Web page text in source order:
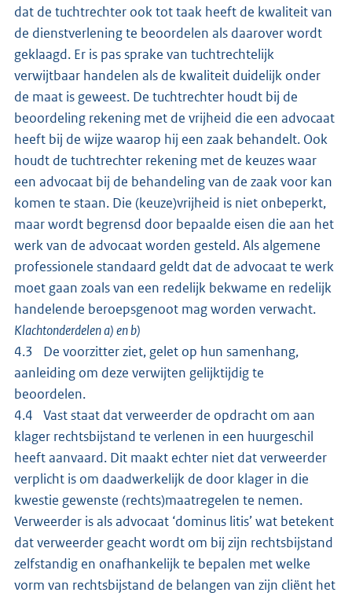
dat de tuchtrechter ook tot taak heeft de kwaliteit van
de dienstverlening te beoordelen als daarover wordt
geklaagd. Er is pas sprake van tuchtrechtelijk
verwijtbaar handelen als de kwaliteit duidelijk onder
de maat is geweest. De tuchtrechter houdt bij de
beoordeling rekening met de vrijheid die een advocaat
heeft bij de wijze waarop hij een zaak behandelt. Ook
houdt de tuchtrechter rekening met de keuzes waar
een advocaat bij de behandeling van de zaak voor kan
komen te staan. Die (keuze)vrijheid is niet onbeperkt,
maar wordt begrensd door bepaalde eisen die aan het
werk van de advocaat worden gesteld. Als algemene
professionele standaard geldt dat de advocaat te werk
moet gaan zoals van een redelijk bekwame en redelijk
handelende beroepsgenoot mag worden verwacht.
Klachtonderdelen a) en b)
4.3 De voorzitter ziet, gelet op hun samenhang,
aanleiding om deze verwijten gelijktijdig te
beoordelen.
4.4 Vast staat dat verweerder de opdracht om aan
klager rechtsbijstand te verlenen in een huurgeschil
heeft aanvaard. Dit maakt echter niet dat verweerder
verplicht is om daadwerkelijk de door klager in die
kwestie gewenste (rechts)maatregelen te nemen.
Verweerder is als advocaat ‘dominus litis’ wat betekent
dat verweerder geacht wordt om bij zijn rechtsbijstand
zelfstandig en onafhankelijk te bepalen met welke
vorm van rechtsbijstand de belangen van zijn cliënt het